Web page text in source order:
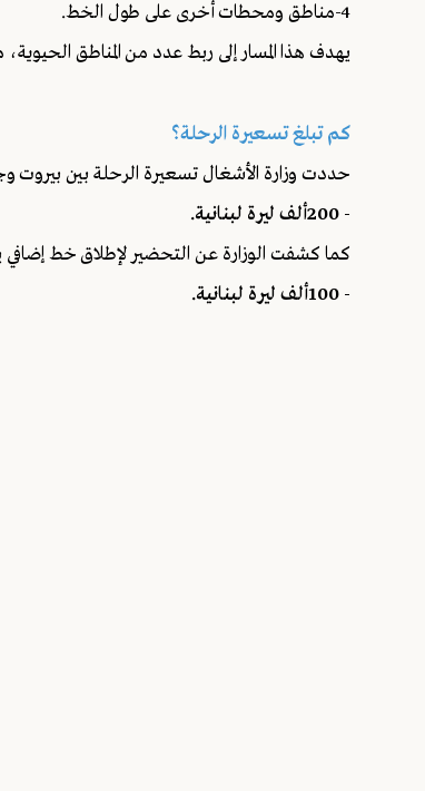
4-مناطق ومحطات أخرى على طول الخط.
يهدف هذا المسار إلى ربط عدد من المناطق
كم تبلغ تسعيرة الرحلة؟
حددت وزارة الأشغال تسعيرة الرحلة بين بيروت
- 200ألف ليرة لبنانية.
كما كشفت الوزارة عن التحضير لإطلاق خط إضافي
- 100ألف ليرة لبنانية.